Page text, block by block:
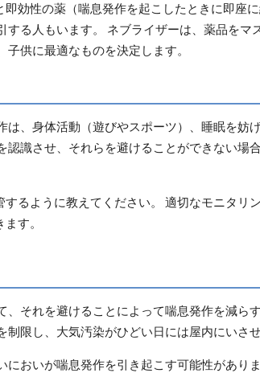
効性の薬（喘息発作を起こしたときに即座
る人もいます。 ネブライザーは、薬品をマ
供に最適なものを決定します。
、身体活動（遊びやスポーツ）、睡眠を妨
識させ、それらを避けることができない場
るように教えてください。 適切なモニタリ
す。
それを避けることによって喘息発作を減ら
限し、大気汚染がひどい日には屋内にいさせ
おいが喘息発作を引き起こす可能性がありま